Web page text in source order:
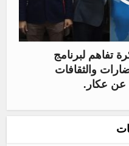
تفاهم لبرنامج
والثقافات
عن عكار.